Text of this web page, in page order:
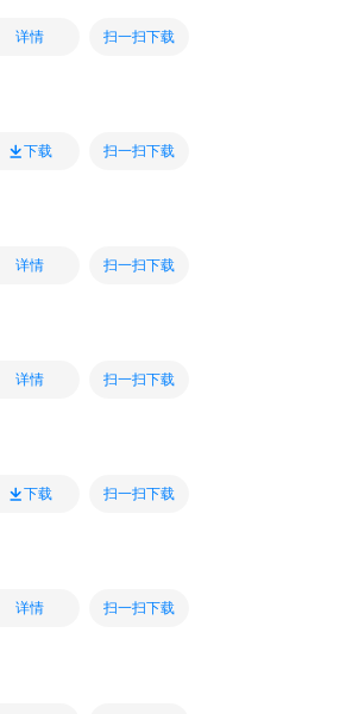
详情 扫一扫下载
下载 扫一扫下载
详情 扫一扫下载
详情 扫一扫下载
下载 扫一扫下载
详情 扫一扫下载